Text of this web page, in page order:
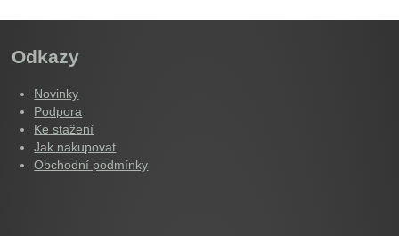
Odkazy
Novinky
Podpora
Ke stažení
Jak nakupovat
Obchodní podmínky